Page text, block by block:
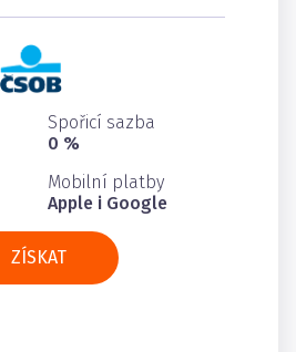
Spořicí sazba
0 %
Mobilní platby
Apple i Google
ZÍSKAT